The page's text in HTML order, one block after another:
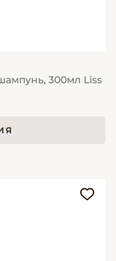
300мл Liss